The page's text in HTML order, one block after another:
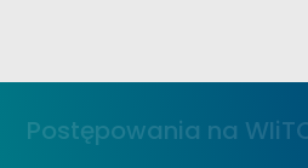
Postępowania na
d
a
ż
M